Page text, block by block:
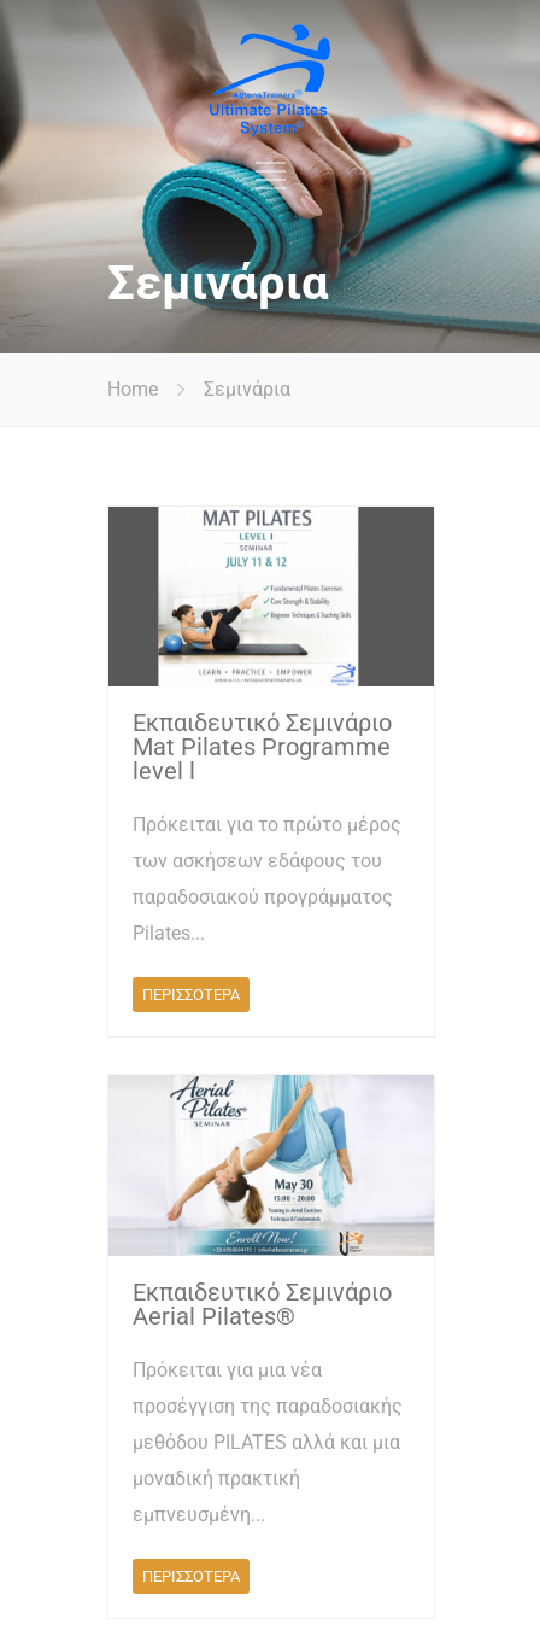
Σεμινάρια
Home Σεμινάρια
Εκπαιδευτικό Σεμινάριο
Mat Pilates Programme
level l
Πρόκειται για το πρώτο μέρος
των ασκήσεων εδάφους του
παραδοσιακού προγράμματος
Pilates...
ΠΕΡΙΣΣΟΤΕΡΑ
Εκπαιδευτικό Σεμινάριο
Aerial Pilates®
Πρόκειται για μια νέα
προσέγγιση της παραδοσιακής
μεθόδου PILATES αλλά και μια
μοναδική πρακτική
εμπνευσμένη...
ΠΕΡΙΣΣΟΤΕΡΑ
Σελιδοποίηση
άρθρων